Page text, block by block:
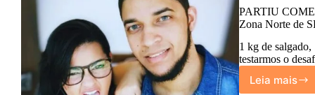
PARTIU
Zona Norte de
1 kg de
testarmos o
Leia mais
PARTIU